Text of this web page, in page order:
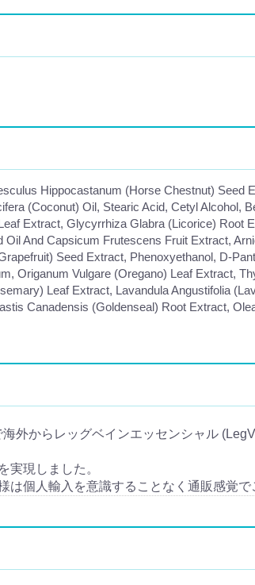
Hippocastanum (Horse Chestnut) Seed
(Coconut) Oil, Stearic Acid, Cetyl Alcohol,
Extract, Glycyrrhiza Glabra (Licorice) Root
And Capsicum Frutescens Fruit Extract,
Seed Extract, Phenoxyethanol, D-
Origanum Vulgare (Oregano) Leaf Extract,
Leaf Extract, Lavandula Angustifolia
Canadensis (Goldenseal) Root Extract,
外からレッグベインエッセンシャル
実現しました。
個人輸入を意識することなく通販感覚で